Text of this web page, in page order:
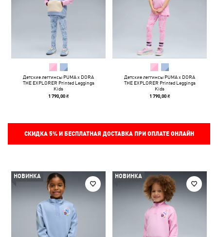
Детские леггинсы PUMA x DORA
THE EXPLORER Printed Leggings
Kids
1 790,00 ₴
Детские леггинсы PUMA x DORA
THE EXPLORER Printed Leggings
Kids
1 790,00 ₴
СКИДКА 5%И БЕСПЛАТНАЯ ДОСТАВКА ПРИ ОПЛАТЕ ОНЛАЙН
НОВИНКА НОВИНКА